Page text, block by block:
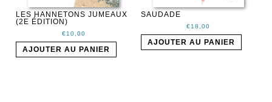
LES HANNETONS JUMEAUX
(2E ÉDITION)
€10,00
AJOUTER AU PANIER
SAUDADE
€18,00
AJOUTER AU PANIER